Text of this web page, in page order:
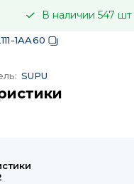
В наличии 547 шт
1AA60
: SUPU